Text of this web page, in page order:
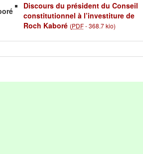
Discours du président du Conseil
constitutionnel à l’investiture de
Roch Kaboré (PDF-368.7 kio)